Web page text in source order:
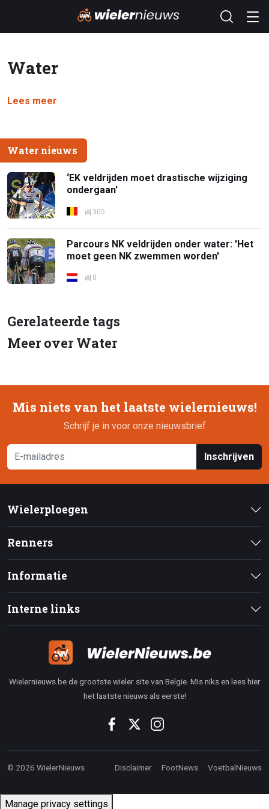
Water
Lees meer
Water nieuws
‘EK veldrijden moet drastische wijziging
ondergaan'
305
Parcours NK veldrijden onder water: 'Het
moet geen NK zwemmen worden'
0
Gerelateerde tags
Meer over Water
Mis niets van het laatste wielernieuws!
Schrijf je in voor onze nieuwsbrief
Inschrijven
Wielerploegen
Renners
Informatie
Interne links
Wielernieuws.be de grootste wieler site van Belgie. Mis niks en lees hier
het laatste nieuws als eerste!
© 2026 WielerNieuws Disclaimer FootNews VoetbalNieuws
Manage privacy settings